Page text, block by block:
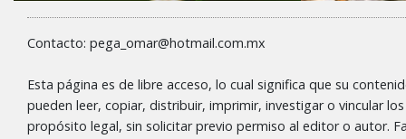
Contacto: pega_omar@hotmail.com.mx
Esta página es de libre acceso, lo cual significa que su
pueden leer, copiar, distribuir, imprimir, investigar o vincular
propósito legal, sin solicitar previo permiso al editor o autor.